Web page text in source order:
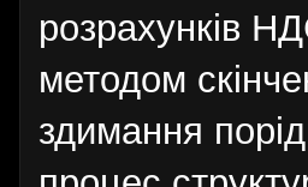
розрахунків
методом
здимання